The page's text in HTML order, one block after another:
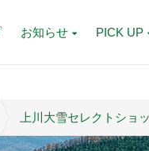
お知らせ PICK UP
上川大雪セレクトショ